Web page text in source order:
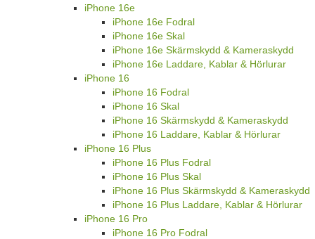
iPhone 16e
iPhone 16e Fodral
iPhone 16e Skal
iPhone 16e Skärmskydd & Kameraskydd
iPhone 16e Laddare, Kablar & Hörlurar
iPhone 16
iPhone 16 Fodral
iPhone 16 Skal
iPhone 16 Skärmskydd & Kameraskydd
iPhone 16 Laddare, Kablar & Hörlurar
iPhone 16 Plus
iPhone 16 Plus Fodral
iPhone 16 Plus Skal
iPhone 16 Plus Skärmskydd & Kameraskydd
iPhone 16 Plus Laddare, Kablar & Hörlurar
iPhone 16 Pro
iPhone 16 Pro Fodral